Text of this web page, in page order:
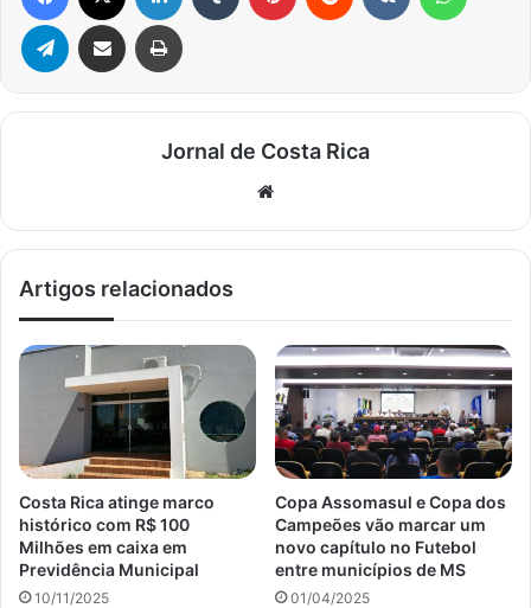
Telegram Compartilhar via e-mail Imprimir
Jornal de Costa Rica
Artigos relacionados
Costa Rica atinge marco
histórico com R$ 100
Milhões em caixa em
Previdência Municipal
10/11/2025
Copa Assomasul e Copa dos
Campeões vão marcar um
novo capítulo no Futebol
entre municípios de MS
01/04/2025